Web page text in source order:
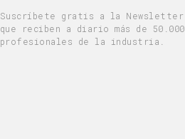
Suscríbete gratis a la Newsletter
que reciben a diario más de 50.000
profesionales de la industria.